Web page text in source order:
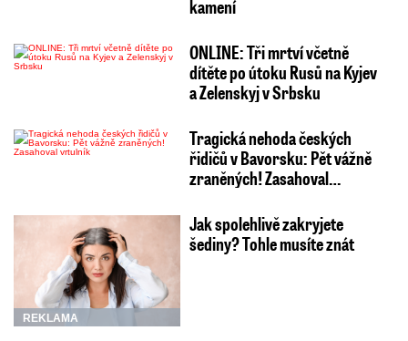
kamení
ONLINE: Tři mrtví včetně
dítěte po útoku Rusů na Kyjev
a Zelenskyj v Srbsku
Tragická nehoda českých
řidičů v Bavorsku: Pět vážně
zraněných! Zasahoval…
REKLAMA
Jak spolehlivě zakryjete
šediny? Tohle musíte znát